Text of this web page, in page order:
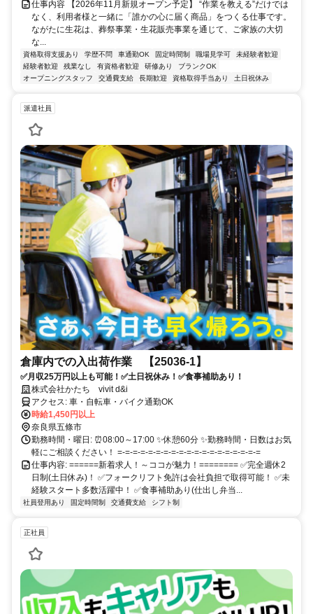
仕事内容 【2026年11月新規オープン予定】 “作業を教える”だけでは
なく、利用者様と一緒に「誰かの心に届く商品」をつくる仕事です。
ながたに生花は、葬祭事業・生花販売事業を通じて、ご家族の大切
な...
資格取得支援あり 学歴不問 車通勤OK 固定時間制 職場見学可
未経験者歓迎
経験者歓迎
残業なし 有資格者歓迎 研修あり
ブランクOK
オープニングスタッフ
交通費支給 長期歓迎 資格取得手当あり 土日祝休み
派遣社員
倉庫内での入出荷作業 【25036-1】
✅月収25万円以上も可能！✅土日祝休み！✅食事補助あり！
株式会社かたち vivit d&i
アクセス: 車・自転車・バイク通勤OK
時給1,450円以上
奈良県五條市
勤務時間・曜日: ⏰️08:00～17:00 ✨休憩60分 ✨勤務時間・日数はお気
軽にご相談ください！ =-=-=-=-=-=-=-=-=-=-=-=-=-=-=-=-=-=-=
仕事内容: ======新着求人！～ココが魅力！======== ✅完全週休2
日制(土日休み)！ ✅フォークリフト免許は会社負担で取得可能！ ✅未
経験スタート多数活躍中！ ✅食事補助あり(仕出し弁当...
社員登用あり 固定時間制 交通費支給 シフト制
正社員